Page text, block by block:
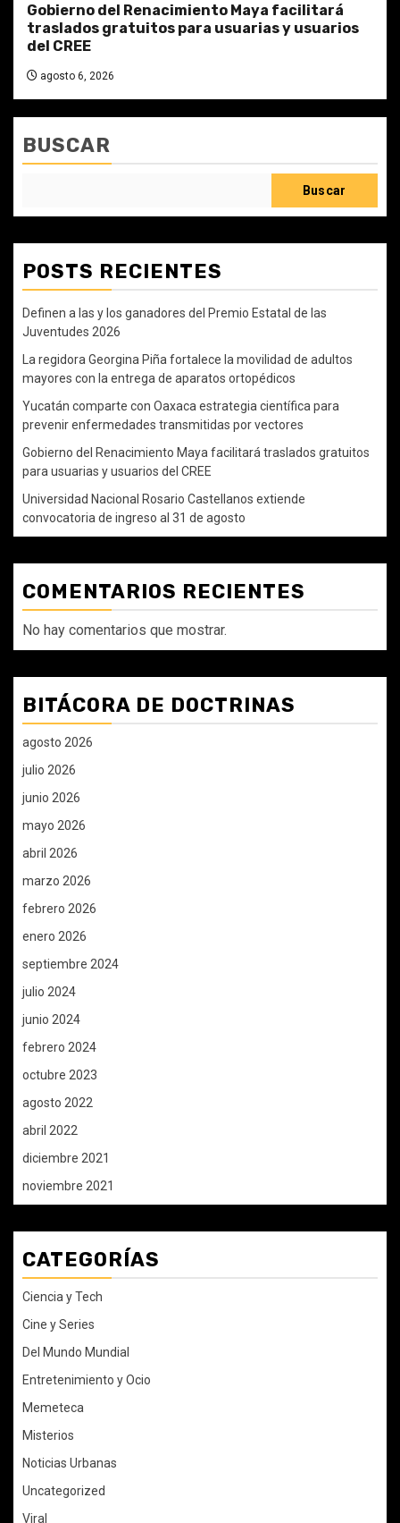
Gobierno del Renacimiento Maya facilitará
traslados gratuitos para usuarias y usuarios
del CREE
agosto 6, 2026
BUSCAR
Buscar
POSTS RECIENTES
Definen a las y los ganadores del Premio Estatal de las
Juventudes 2026
La regidora Georgina Piña fortalece la movilidad de adultos
mayores con la entrega de aparatos ortopédicos
Yucatán comparte con Oaxaca estrategia científica para
prevenir enfermedades transmitidas por vectores
Gobierno del Renacimiento Maya facilitará traslados gratuitos
para usuarias y usuarios del CREE
Universidad Nacional Rosario Castellanos extiende
convocatoria de ingreso al 31 de agosto
COMENTARIOS RECIENTES
No hay comentarios que mostrar.
BITÁCORA DE DOCTRINAS
agosto 2026
julio 2026
junio 2026
mayo 2026
abril 2026
marzo 2026
febrero 2026
enero 2026
septiembre 2024
julio 2024
junio 2024
febrero 2024
octubre 2023
agosto 2022
abril 2022
diciembre 2021
noviembre 2021
CATEGORÍAS
Ciencia y Tech
Cine y Series
Del Mundo Mundial
Entretenimiento y Ocio
Memeteca
Misterios
Noticias Urbanas
Uncategorized
Viral